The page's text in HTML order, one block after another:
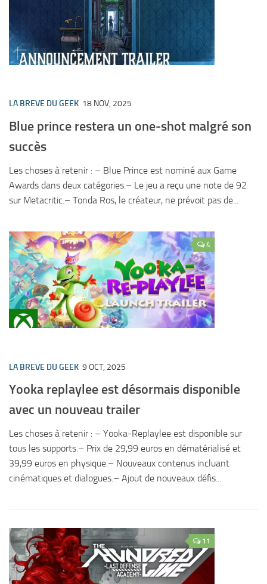
LA BREVE DU GEEK 18 NOV, 2025
Blue prince restera un one-shot malgré son
succès
Les choses à retenir : – Blue Prince est nominé aux Game
Awards dans deux catégories.– Le jeu a reçu une note de 92
sur Metacritic.– Tonda Ros, le créateur, ne prévoit pas de...
4
LA BREVE DU GEEK 9 OCT, 2025
Yooka replaylee est désormais disponible
avec un nouveau trailer
Les choses à retenir : – Yooka-Replaylee est disponible sur
tous les supports.– Prix de 29,99 euros en dématérialisé et
39,99 euros en physique.– Nouveaux contenus incluant
cinématiques et dialogues.– Ajout de nouveaux défis...
11